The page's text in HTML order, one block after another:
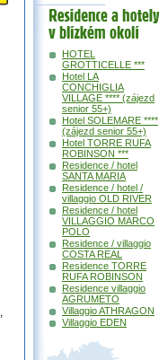
Residence a
hotely v okolí
HOTEL
GROTTICELLE ***
Hotel LA
CONCHIGLIA
VILLAGE **** (zájezd
senior 55+)
Hotel SOLEMARE ****
(zájezd senior 55+)
Hotel TORRE RUFA
ROBINSON ***
Residence / hotel
SANTA MARIA
Residence / hotel /
villaggio OLD RIVER
Residence / hotel
VILLAGGIO MARCO
POLO
Residence / villaggio
COSTA REAL
Residence TORRE
RUFA ROBINSON
Residence villaggio
AGRUMETO
Villaggio ATHRAGON
Villaggio EDEN